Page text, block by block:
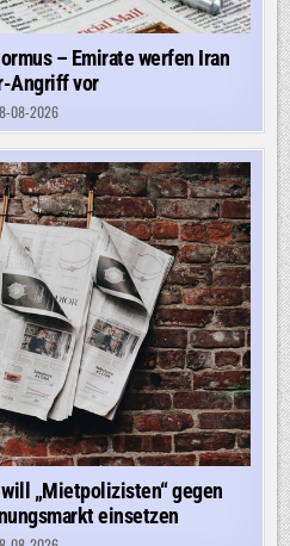
– Emirate werfen Iran
Angriff vor
08-2026
„Mietpolizisten“ gegen
einsetzen